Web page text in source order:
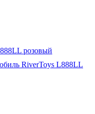
розовый
RiverToys L888LL